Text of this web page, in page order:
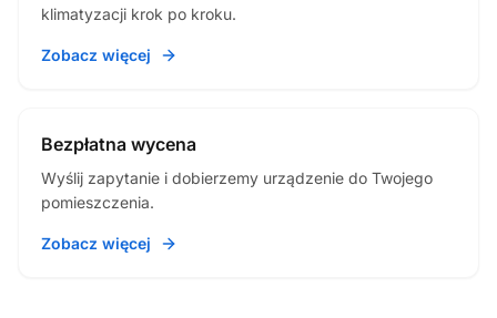
klimatyzacji krok po kroku.
Zobacz więcej
Bezpłatna wycena
Wyślij zapytanie i dobierzemy urządzenie do Twojego
pomieszczenia.
Zobacz więcej